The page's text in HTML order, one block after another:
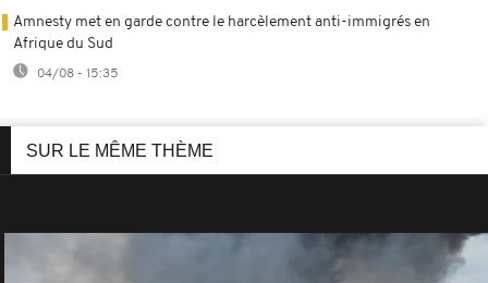
Amnesty met en garde contre le harcèlement anti-immigrés en
Afrique du Sud
04/08 - 15:35
SUR LE MÊME THÈME